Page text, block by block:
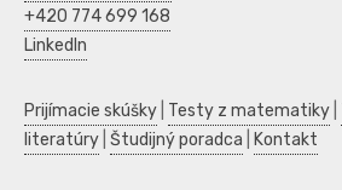
+420 774 699 168
LinkedIn
Prijímacie skúšky Testy z matematiky
literatúry Študijný poradca Kontakt